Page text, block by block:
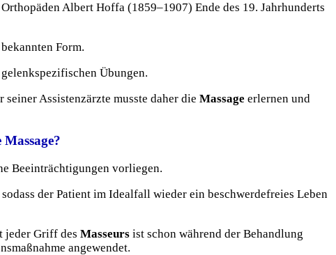
Albert Hoffa (1859–1907) Ende des 19. Jahrhunderts
Form.
Übungen.
seiner Assistenzärzte musste daher die Massage erlernen und
Beeinträchtigungen vorliegen.
der Patient im Idealfall wieder ein beschwerdefreies Leben
jeder Griff des Masseursist schon während der Behandlung
angewendet.